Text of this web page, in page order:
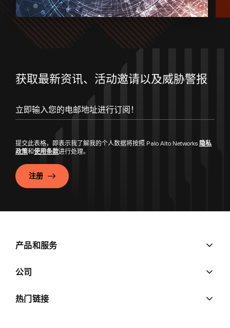
获取最新资讯、活动邀请以及威胁警报
提交此表格，即表示我了解我的个人数据将按照 Palo Alto Networks 隐私
政策和使用条款进行处理。
注册
产品和服务
公司
热门链接